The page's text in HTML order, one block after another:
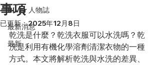
RIVer 人物誌
最新消息
最新
事項
已更新：2025年12月8日
乾洗是什麼？乾洗衣服可以水洗嗎？乾
洗是利用有機化學溶劑清潔衣物的一種
方式。本文將解析乾洗與水洗的差異、